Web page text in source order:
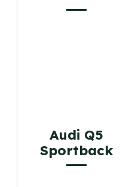
Audi Q5
Sportback